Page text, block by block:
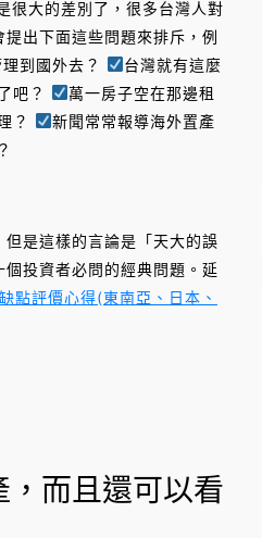
大的差別了，很多台灣人對
出下面這些問題來排斥，例
到國外去？
台灣就有這麼
吧？
萬一房子空在那邊租
？
新聞常常報導海外置產
是這樣的言論是「天大的誤
投資者必問的經典問題。延
點評價心得(東南亞、日本、
，而且還可以看